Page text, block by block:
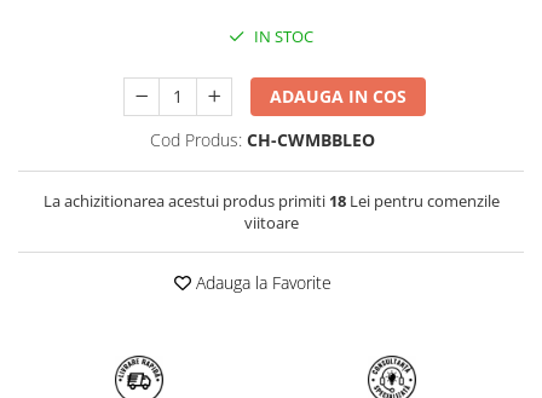
IN STOC
ADAUGA IN COS
Cod Produs: CH-CWMBBLEO
La achizitionarea acestui produs primiti 18Lei pentru comenzile
viitoare
Adauga la Favorite